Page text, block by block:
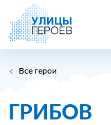
Все герои
ГРИБОВ